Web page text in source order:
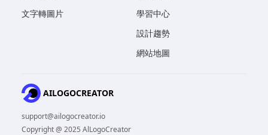
文字轉圖片
學習中心
設計趨勢
網站地圖
AILOGOCREATOR
support@ailogocreator.io
Copyright @ 2025 AlLogoCreator